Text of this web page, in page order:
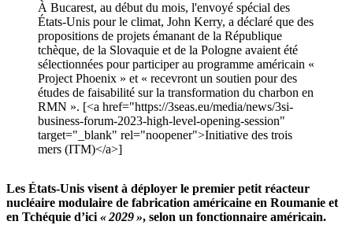
À Bucarest, au début du mois, l'envoyé spécial des
États-Unis pour le climat, John Kerry, a déclaré que des
propositions de projets émanant de la République
tchèque, de la Slovaquie et de la Pologne avaient été
sélectionnées pour participer au programme américain «
Project Phoenix » et « recevront un soutien pour des
études de faisabilité sur la transformation du charbon en
RMN ». [<a href="https://3seas.eu/media/news/3si-
business-forum-2023-high-level-opening-session"
target="_blank" rel="noopener">Initiative des trois
mers (ITM)</a>]
Les États-Unis visent à déployer le premier petit réacteur
nucléaire modulaire de fabrication américaine en Roumanie et
en Tchéquie d’ici « 2029 », selon un fonctionnaire américain.